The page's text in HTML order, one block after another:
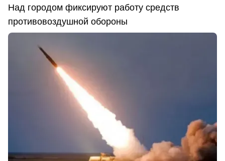
Над городом фиксируют работу средств
противовоздушной обороны